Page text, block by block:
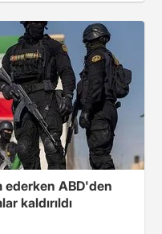
ederken ABD'den
kaldırıldı